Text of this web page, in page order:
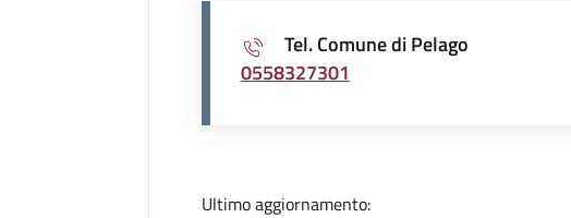
Tel. Comune di Pelago
0558327301
Ultimo aggiornamento: